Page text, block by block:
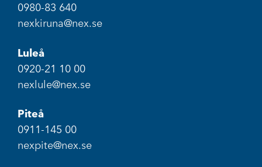
0980-83 640
nexkiruna@nex.se
Luleå
0920-21 10 00
nexlule@nex.se
Piteå
0911-145 00
nexpite@nex.se